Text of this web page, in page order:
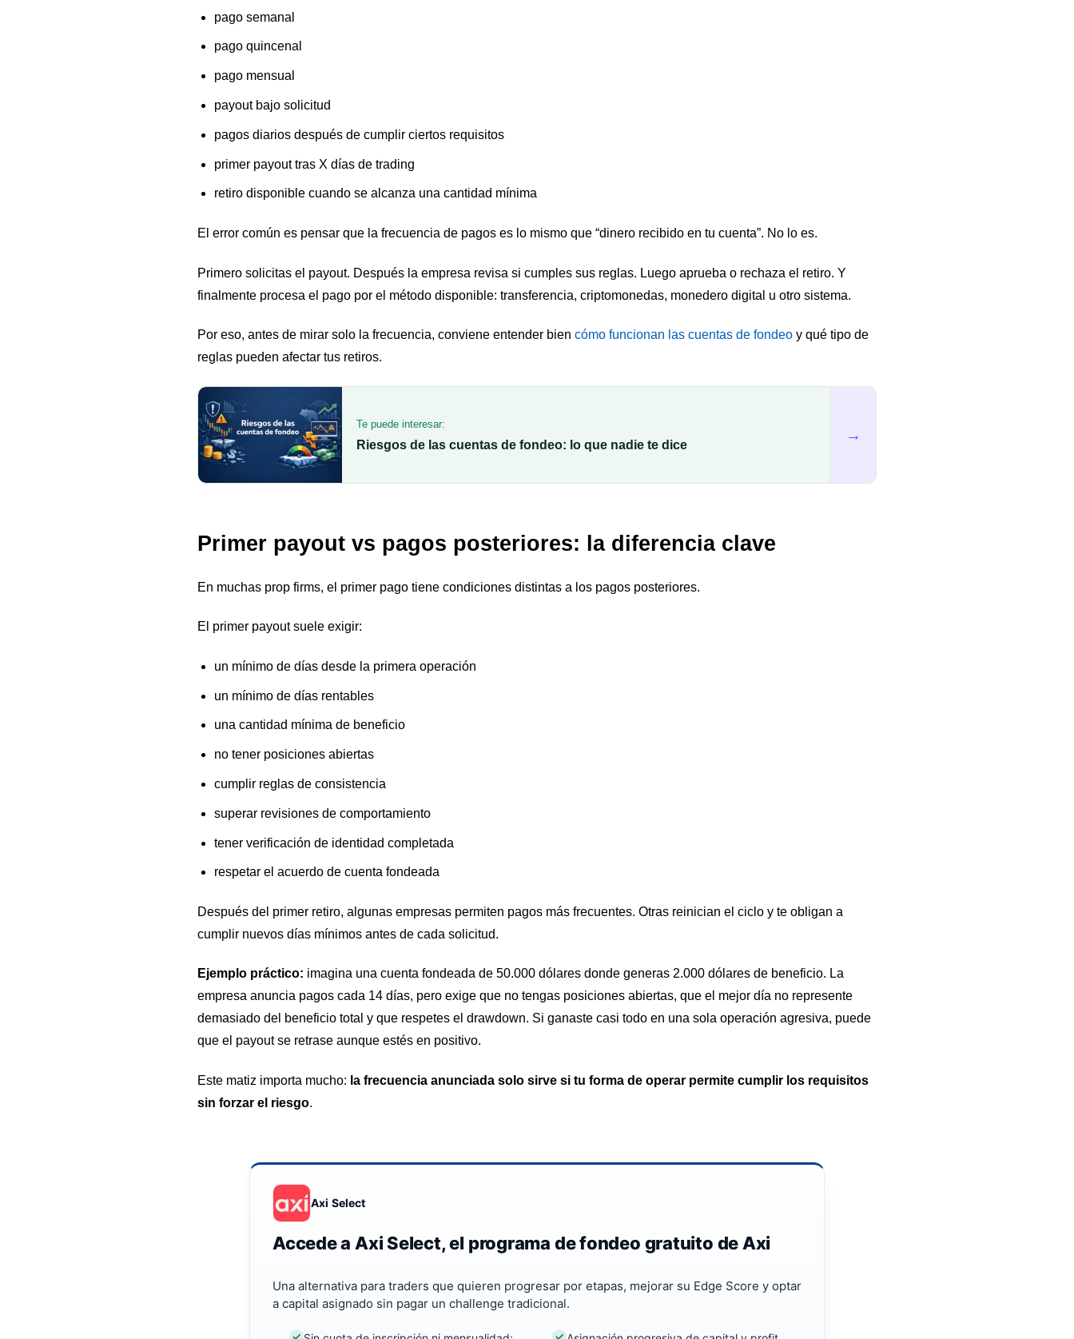
pago semanal
pago quincenal
pago mensual
payout bajo solicitud
pagos diarios después de cumplir ciertos requisitos
primer payout tras X días de trading
retiro disponible cuando se alcanza una cantidad mínima
El error común es pensar que la frecuencia de pagos es lo mismo que “dinero recibido en tu cuenta”. No lo es.
Primero solicitas el payout. Después la empresa revisa si cumples sus reglas. Luego aprueba o rechaza el retiro. Y
finalmente procesa el pago por el método disponible: transferencia, criptomonedas, monedero digital u otro sistema.
Por eso, antes de mirar solo la frecuencia, conviene entender bien cómo funcionan las cuentas de fondeo y qué tipo de
reglas pueden afectar tus retiros.
Te puede interesar:
Riesgos de las cuentas de fondeo: lo que nadie te dice
→
Primer payout vs pagos posteriores: la diferencia clave
En muchas prop firms, el primer pago tiene condiciones distintas a los pagos posteriores.
El primer payout suele exigir:
un mínimo de días desde la primera operación
un mínimo de días rentables
una cantidad mínima de beneficio
no tener posiciones abiertas
cumplir reglas de consistencia
superar revisiones de comportamiento
tener verificación de identidad completada
respetar el acuerdo de cuenta fondeada
Después del primer retiro, algunas empresas permiten pagos más frecuentes. Otras reinician el ciclo y te obligan a
cumplir nuevos días mínimos antes de cada solicitud.
Ejemplo práctico: imagina una cuenta fondeada de 50.000 dólares donde generas 2.000 dólares de beneficio. La
empresa anuncia pagos cada 14 días, pero exige que no tengas posiciones abiertas, que el mejor día no represente
demasiado del beneficio total y que respetes el drawdown. Si ganaste casi todo en una sola operación agresiva, puede
que el payout se retrase aunque estés en positivo.
Este matiz importa mucho: la frecuencia anunciada solo sirve si tu forma de operar permite cumplir los requisitos
sin forzar el riesgo.
Axi Select
Accede a Axi Select, el programa de fondeo gratuito de Axi
Una alternativa para traders que quieren progresar por etapas, mejorar su Edge Score y optar
a capital asignado sin pagar un challenge tradicional.